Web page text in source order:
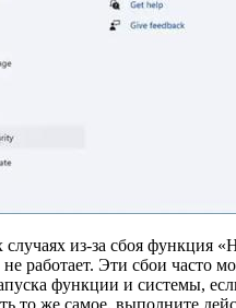
из-за сбоя функция
не работает. Эти сбои часто
функции и системы,
то же самое, выполните